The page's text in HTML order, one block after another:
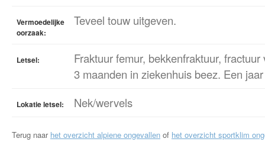
Vermoedelijke
oorzaak:
Teveel touw uitgeven.
Letsel:
Fraktuur femur, bekkenfraktuur,
3 maanden in ziekenhuis beez. Een
Lokatie letsel: Nek/wervels
Terug naar het overzicht alpiene ongevallen of het overzicht sportklim